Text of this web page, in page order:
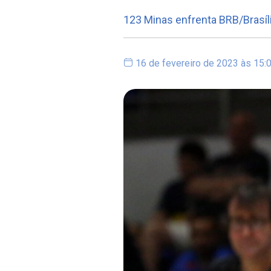
123 Minas enfrenta BRB/
16 de fevereiro de 2023 às